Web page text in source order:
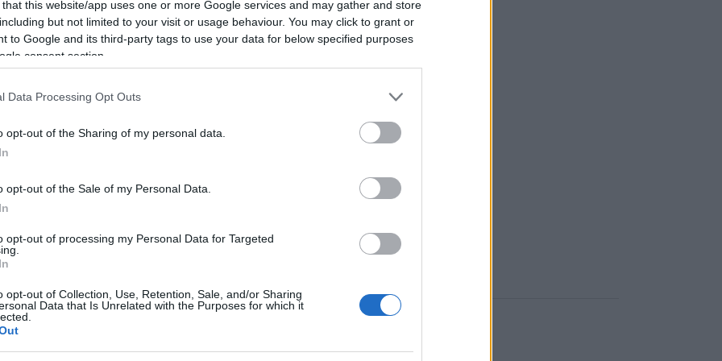
that this website/app uses one or more Google services and may gather and store
but not limited to your visit or usage behaviour. You may click to grant or
to Google and its third-party tags to use your data for below specified purposes
consent section.
Data Processing Opt Outs
opt-out of the Sharing of my personal data.
opt-out of the Sale of my Personal Data.
opt-out of processing my Personal Data for Targeted
opt-out of Collection, Use, Retention, Sale, and/or Sharing
Data that Is Unrelated with the Purposes for which it